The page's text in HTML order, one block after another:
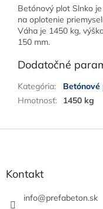
Betónový plot Slnko
na oplotenie
Váha je 1450 kg,
150 mm.
Dodatočné
Kategória:
Hmotnosť: 1450 kg
Kontakt
info@prefabeton.sk